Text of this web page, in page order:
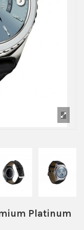
Platinum